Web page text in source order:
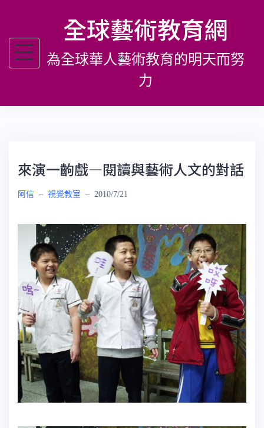
主
全球藝術教育網
為全球華人藝術教育的明天而努
力
來演一齣戲—閱讀與藝術人文的對話
阿信 – 視覺教室 – 2010/7/21